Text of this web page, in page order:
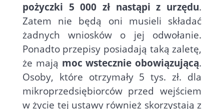
pożyczki 5 000 zł nastąpi z urzędu.
Zatem nie będą oni musieli składać
żadnych wniosków o jej odwołanie.
Ponadto przepisy posiadają taką zaletę,
że mają moc wstecznie obowiązującą.
Osoby, które otrzymały 5 tys. zł. dla
mikroprzedsiębiorców przed wejściem
w życie tej ustawy również skorzystają z